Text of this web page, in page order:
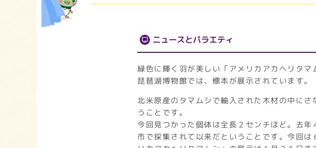
ニュースとバラエティ
緑色に輝く羽が美しい「アメリカアカヘリタ
琵琶湖博物館では、標本が展示されています。
北米原産のタマムシで輸入された木材の中に
うことです。
今回見つかった個体は全長２センチほど。去
市で採集されて以来だということです。今回